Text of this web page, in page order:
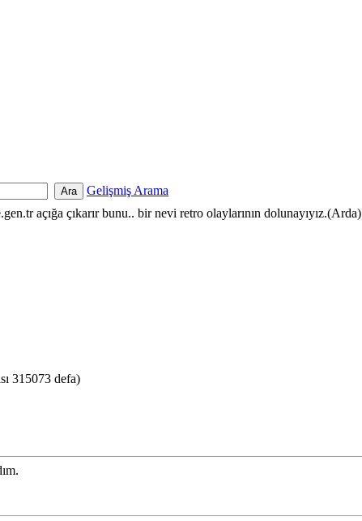
Gelişmiş Arama
açığa çıkarır bunu.. bir nevi retro olaylarının dolunayıyız.(Arda)
315073 defa)